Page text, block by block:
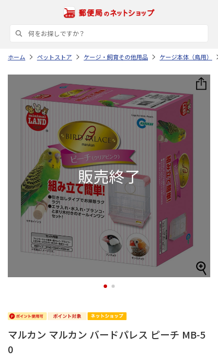
ホーム ペットストア ケージ・飼育その他用品 ケージ本体（鳥用）
1 2
マルカン マルカン バードパレス ピーチ MB-5
0